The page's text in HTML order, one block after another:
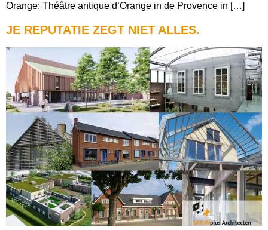
Orange: Théâtre antique d’Orange in de Provence in […]
JE REPUTATIE ZEGT NIET ALLES.